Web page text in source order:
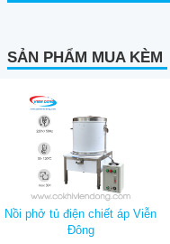
SẢN PHẨM MUA KÈM
Nồi phở tủ điện chiết áp Viễn
Đông